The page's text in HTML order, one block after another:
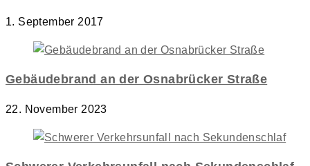
1. September 2017
Gebäudebrand an der Osnabrücker Straße
22. November 2023